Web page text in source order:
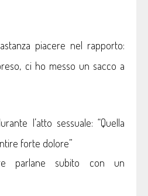
piacere nel rapporto:
ci ho messo un sacco a
l’atto sessuale: “Quella
forte dolore”
parlane subito con un